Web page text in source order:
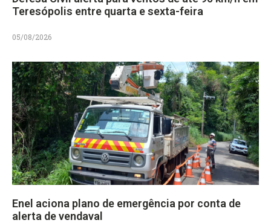
Teresópolis entre quarta e sexta-feira
05/08/2026
Enel aciona plano de emergência por conta de
alerta de vendaval